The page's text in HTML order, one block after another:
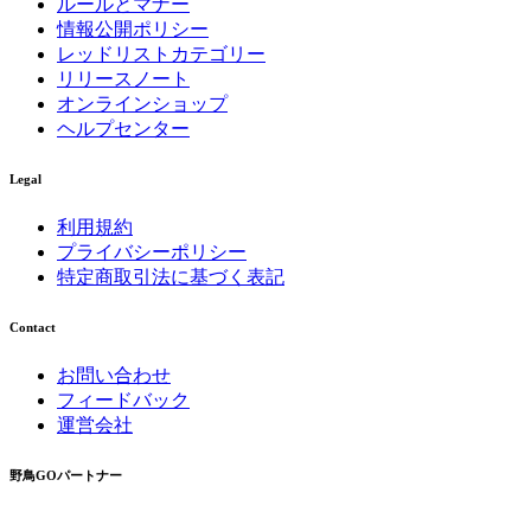
ルールとマナー
情報公開ポリシー
レッドリストカテゴリー
リリースノート
オンラインショップ
ヘルプセンター
Legal
利用規約
プライバシーポリシー
特定商取引法に基づく表記
Contact
お問い合わせ
フィードバック
運営会社
野鳥GOパートナー